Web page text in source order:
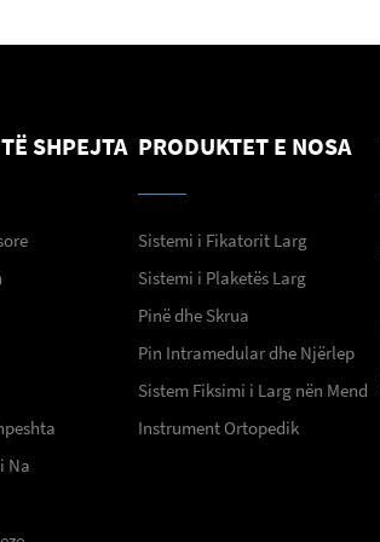
SHPEJTA
Na
PRODUKTET E NOSA
Sistemi i Fikatorit Larg
Sistemi i Plaketës Larg
Pinë dhe Skrua
Pin Intramedular dhe Njërlep
Sistem Fiksimi i Larg nën Mend
Instrument Ortopedik